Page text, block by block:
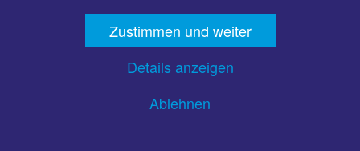
Datenschutz
Zustimmen und weiter
Details anzeigen
Ablehnen